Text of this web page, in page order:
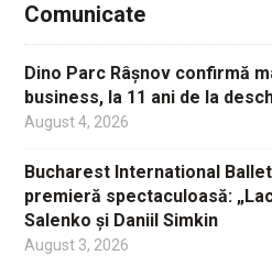
Comunicate
Dino Parc Râșnov confirmă
business, la 11 ani de la
August 4, 2026
Bucharest International
premieră spectaculoasă:
Salenko și Daniil Simkin
August 3, 2026